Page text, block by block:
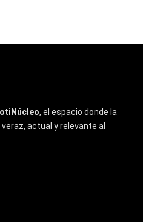
, el espacio donde la
actual y relevante al